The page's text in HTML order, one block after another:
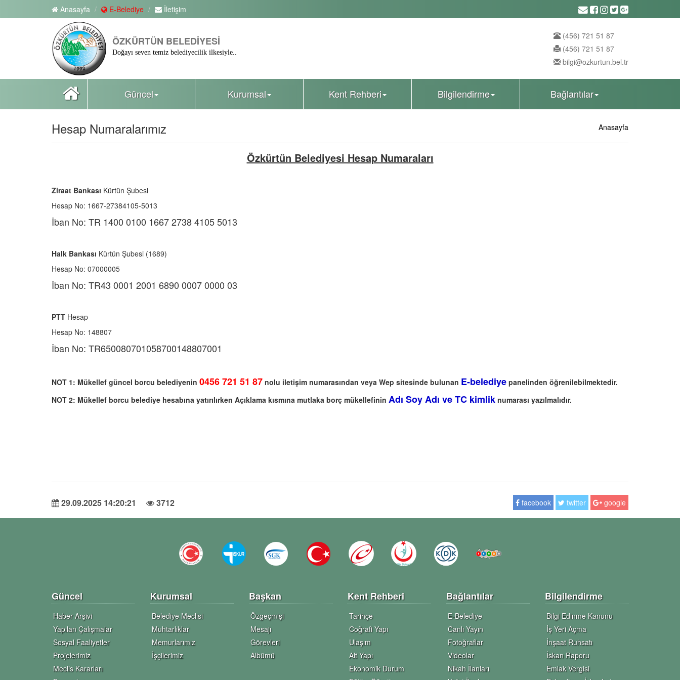
Anasayfa E-Belediye İletişim
ÖZKÜRTÜN BELEDİYESİ
Doğayı seven temiz belediyecilik ilkesiyle..
(456) 721 51 87
(456) 721 51 87
bilgi@ozkurtun.bel.tr
Güncel Kurumsal Kent Rehberi Bilgilendirme Bağlantılar
Hesap Numaralarımız Anasayfa
Özkürtün Belediyesi Hesap Numaraları
Ziraat Bankası Kürtün Şubesi
Hesap No: 1667-27384105-5013
İban No: TR 1400 0100 1667 2738 4105 5013
Halk Bankası Kürtün Şubesi (1689)
Hesap No: 07000005
İban No: TR43 0001 2001 6890 0007 0000 03
PTT Hesap
Hesap No: 148807
İban No: TR650080701058700148807001
NOT 1: Mükellef güncel borcu belediyenin 0456 721 51 87 nolu iletişim numarasından veya Wep sitesinde bulunan E-belediye panelinden öğrenilebilmektedir.
NOT 2: Mükellef borcu belediye hesabına yatırılırken Açıklama kısmına mutlaka borç mükellefinin Adı Soy Adı ve TC kimlik numarası yazılmalıdır.
29.09.2025 14:20:21 3712 facebook twitter google
Güncel
Haber Arşivi
Yapılan Çalışmalar
Sosyal Faaliyetler
Projelerimiz
Meclis Kararları
Kurumsal
Belediye Meclisi
Muhtarlıklar
Memurlarımız
İşçilerimiz
Başkan
Özgeçmişi
Mesajı
Görevleri
Albümü
Kent Rehberi
Tarihçe
Coğrafi Yapı
Ulaşım
Alt Yapı
Ekonomik Durum
Bağlantılar
E-Belediye
Canlı Yayın
Fotoğraflar
Videolar
Nikah İlanları
Bilgilendirme
Bilgi Edinme Kanunu
İş Yeri Açma
İnşaat Ruhsatı
İskan Raporu
Emlak Vergisi